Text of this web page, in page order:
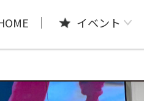
イベント